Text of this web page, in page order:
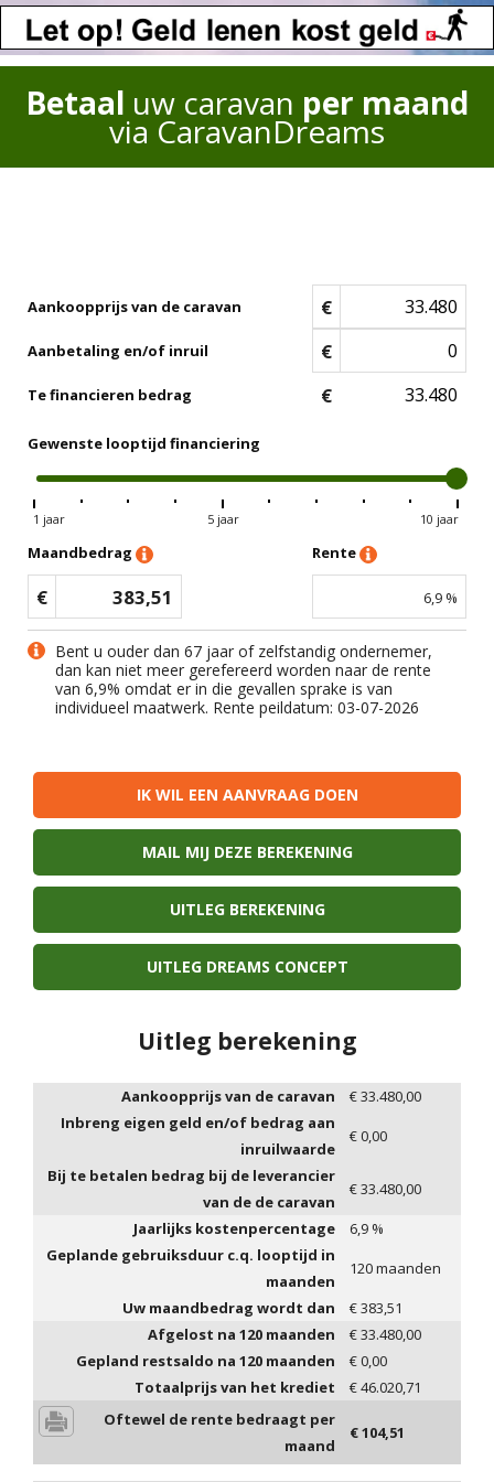
Betaal uw caravan per maand
via CaravanDreams
Aankoopprijs van de caravan €
Aanbetaling en/of inruil €
Te financieren bedrag €
Gewenste looptijd financiering
1 jaar 5 jaar 10 jaar
Maandbedrag
€ 383,51
Rente
6,9 %
Bent u ouder dan 67 jaar of zelfstandig ondernemer,
dan kan niet meer gerefereerd worden naar de rente
van 6,9% omdat er in die gevallen sprake is van
individueel maatwerk. Rente peildatum: 03-07-2026
IK WIL EEN AANVRAAG DOEN
MAIL MIJ DEZE BEREKENING
UITLEG BEREKENING
UITLEG DREAMS CONCEPT
Uitleg berekening
Aankoopprijs van de caravan €33.480,00
Inbreng eigen geld en/of bedrag aan
inruilwaarde
€0,00
Bij te betalen bedrag bij de leverancier
van de de caravan
€33.480,00
Jaarlijks kostenpercentage
6,9 %
Geplande gebruiksduur c.q. looptijd in
maanden
120maanden
Uw maandbedrag wordt dan
€383,51
Afgelost na 120 maanden €33.480,00
Gepland restsaldo na 120 maanden €0,00
Totaalprijs van het krediet
€46.020,71
Oftewel de rente bedraagt per
maand
€104,51